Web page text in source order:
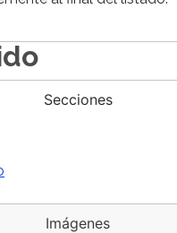
Secciones
Imágenes